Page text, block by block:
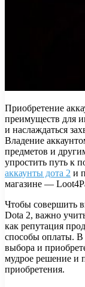
Приобретение
преимуществ для
и наслаждаться
Владение
предметов и
упростить путь к
аккаунты дота 2 и
магазине —
Чтобы совершить
Dota 2, важно
как репутация
способы оплаты. В
выбора и
мудрое решение и
приобретения.